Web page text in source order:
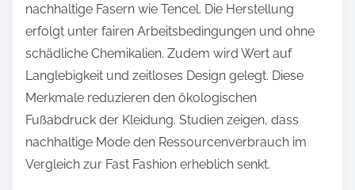
nachhaltige Fasern wie Tencel. Die Herstellung
erfolgt unter fairen Arbeitsbedingungen und ohne
schädliche Chemikalien. Zudem wird Wert auf
Langlebigkeit und zeitloses Design gelegt. Diese
Merkmale reduzieren den ökologischen
Fußabdruck der Kleidung. Studien zeigen, dass
nachhaltige Mode den Ressourcenverbrauch im
Vergleich zur Fast Fashion erheblich senkt.